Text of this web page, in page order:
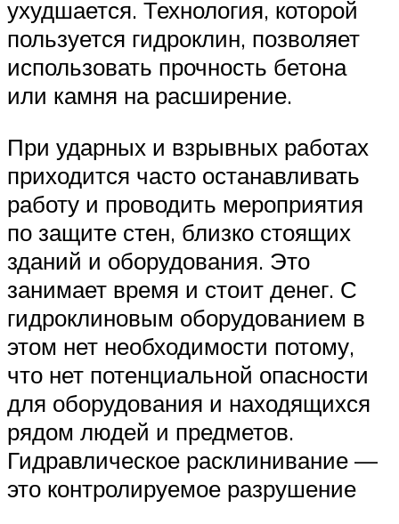
ухудшается. Технология, которой
пользуется гидроклин, позволяет
использовать прочность бетона
или камня на расширение.
При ударных и взрывных работах
приходится часто останавливать
работу и проводить мероприятия
по защите стен, близко стоящих
зданий и оборудования. Это
занимает время и стоит денег. С
гидроклиновым оборудованием в
этом нет необходимости потому,
что нет потенциальной опасности
для оборудования и находящихся
рядом людей и предметов.
Гидравлическое расклинивание —
это контролируемое разрушение